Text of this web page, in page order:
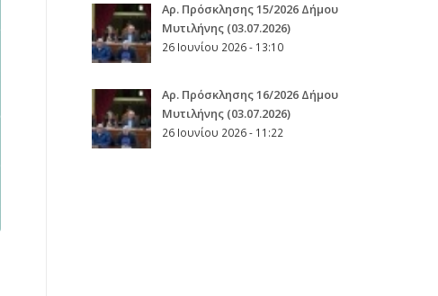
Aρ. Πρόσκλησης 15/2026 Δήμου
Μυτιλήνης (03.07.2026)
26 Ιουνίου 2026 - 13:10
Aρ. Πρόσκλησης 16/2026 Δήμου
Μυτιλήνης (03.07.2026)
26 Ιουνίου 2026 - 11:22